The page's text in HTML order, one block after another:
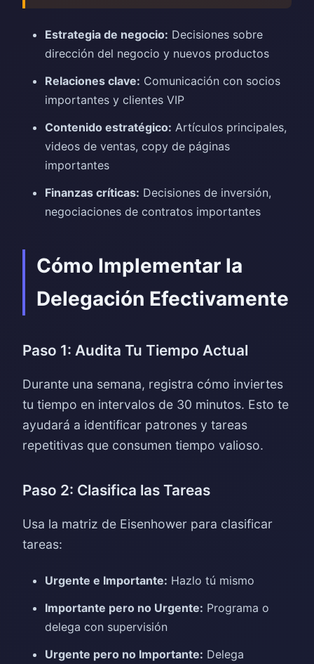
Estrategia de negocio: Decisiones sobre
dirección del negocio y nuevos productos
Relaciones clave: Comunicación con socios
importantes y clientes VIP
Contenido estratégico: Artículos principales,
videos de ventas, copy de páginas
importantes
Finanzas críticas: Decisiones de inversión,
negociaciones de contratos importantes
Cómo Implementar la
Delegación Efectivamente
Paso 1: Audita Tu Tiempo Actual
Durante una semana, registra cómo inviertes
tu tiempo en intervalos de 30 minutos. Esto te
ayudará a identificar patrones y tareas
repetitivas que consumen tiempo valioso.
Paso 2: Clasifica las Tareas
Usa la matriz de Eisenhower para clasificar
tareas:
Urgente e Importante: Hazlo tú mismo
Importante pero no Urgente: Programa o
delega con supervisión
Urgente pero no Importante: Delega